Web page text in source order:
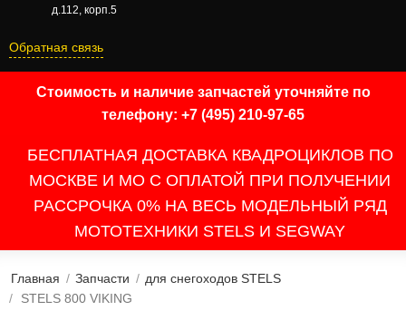
д.112, корп.5
Обратная связь
Стоимость и наличие запчастей уточняйте по
телефону: +7 (495) 210-97-65
БЕСПЛАТНАЯ ДОСТАВКА КВАДРОЦИКЛОВ ПО
МОСКВЕ И МО С ОПЛАТОЙ ПРИ ПОЛУЧЕНИИ
РАССРОЧКА 0% НА ВЕСЬ МОДЕЛЬНЫЙ РЯД
МОТОТЕХНИКИ STELS И SEGWAY
Главная / Запчасти / для снегоходов STELS
/
STELS 800 VIKING